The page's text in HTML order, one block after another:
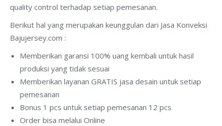
quality control terhadap setiap pemesanan.
Berikut hal yang merupakan keunggulan dari Jasa Konveksi
Bajujersey.com :
Memberikan garansi 100% uang kembali untuk hasil
produksi yang tidak sesuai
Memberikan layanan GRATIS jasa desain untuk setiap
pemesanan
Bonus 1 pcs untuk setiap pemesanan 12 pcs
Order bisa melalui Online